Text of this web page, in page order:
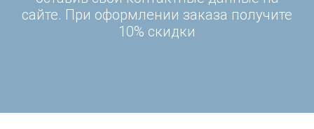
сайте. При оформлении заказа получите
10% скидки